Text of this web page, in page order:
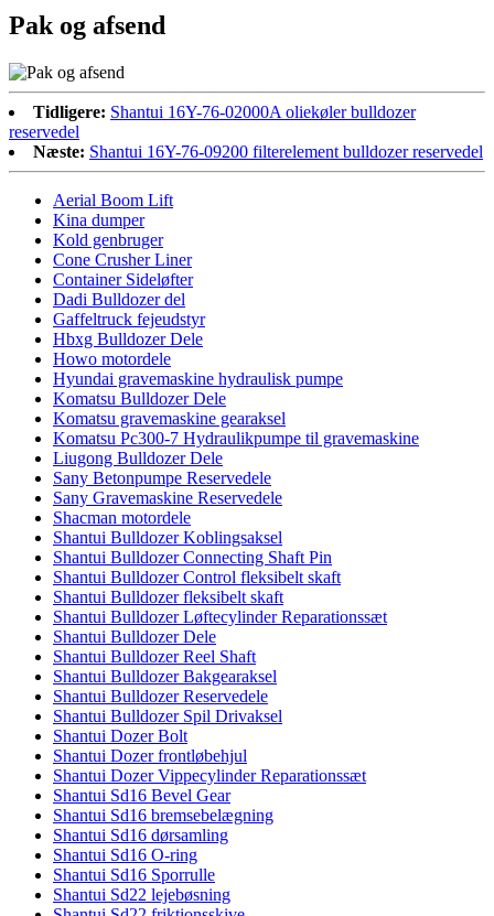
Pak og afsend
Tidligere: Shantui 16Y-76-02000A oliekøler bulldozer
reservedel
Næste: Shantui 16Y-76-09200 filterelement bulldozer reservedel
Aerial Boom Lift
Kina dumper
Kold genbruger
Cone Crusher Liner
Container Sideløfter
Dadi Bulldozer del
Gaffeltruck fejeudstyr
Hbxg Bulldozer Dele
Howo motordele
Hyundai gravemaskine hydraulisk pumpe
Komatsu Bulldozer Dele
Komatsu gravemaskine gearaksel
Komatsu Pc300-7 Hydraulikpumpe til gravemaskine
Liugong Bulldozer Dele
Sany Betonpumpe Reservedele
Sany Gravemaskine Reservedele
Shacman motordele
Shantui Bulldozer Koblingsaksel
Shantui Bulldozer Connecting Shaft Pin
Shantui Bulldozer Control fleksibelt skaft
Shantui Bulldozer fleksibelt skaft
Shantui Bulldozer Løftecylinder Reparationssæt
Shantui Bulldozer Dele
Shantui Bulldozer Reel Shaft
Shantui Bulldozer Bakgearaksel
Shantui Bulldozer Reservedele
Shantui Bulldozer Spil Drivaksel
Shantui Dozer Bolt
Shantui Dozer frontløbehjul
Shantui Dozer Vippecylinder Reparationssæt
Shantui Sd16 Bevel Gear
Shantui Sd16 bremsebelægning
Shantui Sd16 dørsamling
Shantui Sd16 O-ring
Shantui Sd16 Sporrulle
Shantui Sd22 lejebøsning